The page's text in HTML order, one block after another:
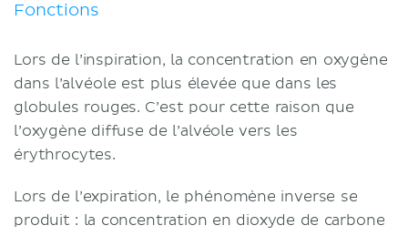
Fonctions
Lors de l’inspiration, la concentration en oxygène
dans l’alvéole est plus élevée que dans les
globules rouges. C’est pour cette raison que
l’oxygène diffuse de l’alvéole vers les
érythrocytes.
Lors de l’expiration, le phénomène inverse se
produit : la concentration en dioxyde de carbone